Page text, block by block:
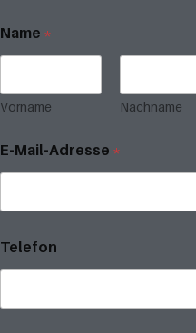
Name *
Vorname Nachname
E-Mail-Adresse *
Telefon